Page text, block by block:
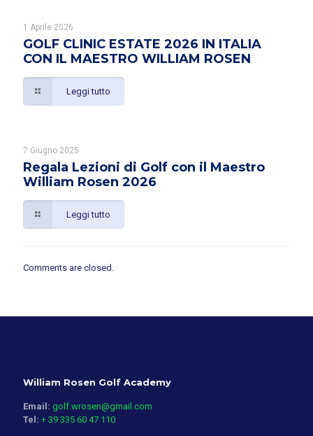
1 Aprile 2026
GOLF CLINIC ESTATE 2026 IN ITALIA
CON IL MAESTRO WILLIAM ROSEN
Leggi tutto
7 Giugno 2025
Regala Lezioni di Golf con il Maestro
William Rosen 2026
Leggi tutto
Comments are closed.
William Rosen Golf Academy
Email: golf.wrosen@gmail.com
Tel: + 39 335 60 47 110